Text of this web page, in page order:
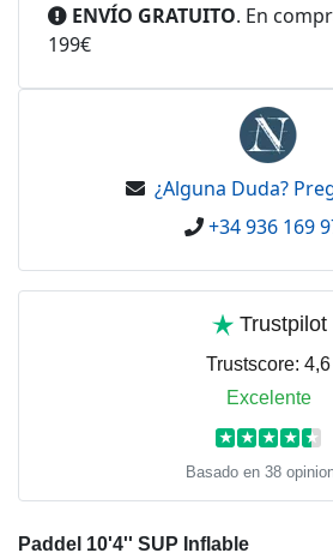
ENVÍO GRATUITO. En
199€
¿Alguna Duda?
+34 936 169
Trustpilot
Trustscore: 4,6
Excelente
★ ★ ★ ★ ★
Basado en 38
Paddel 10'4'' SUP Inflable